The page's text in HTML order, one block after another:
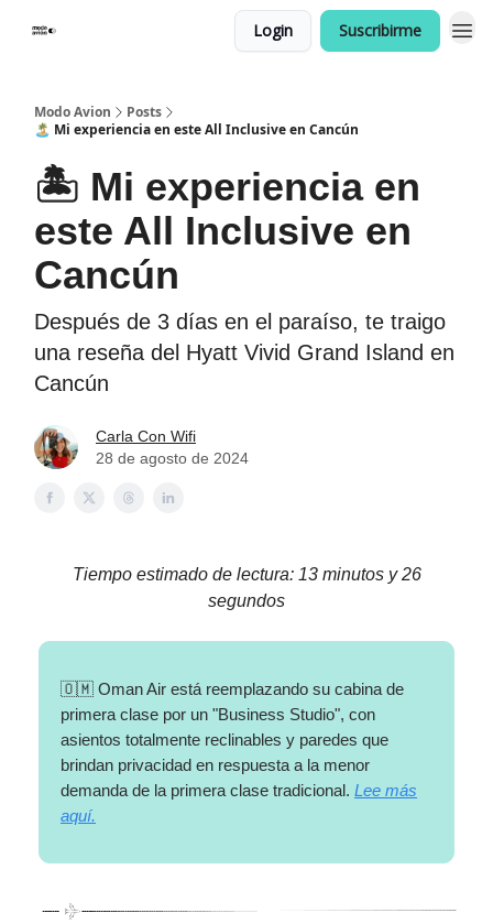
Login Suscribirme
Modo Avion
Posts
🏝️ Mi experiencia en este All Inclusive en Cancún
🏝️ Mi experiencia en
este All Inclusive en
Cancún
Después de 3 días en el paraíso, te traigo
una reseña del Hyatt Vivid Grand Island en
Cancún
Carla Con Wifi
28 de agosto de 2024
Tiempo estimado de lectura: 13 minutos y 26
segundos
🇴🇲 Oman Air está reemplazando su cabina de
primera clase por un "Business Studio", con
asientos totalmente reclinables y paredes que
brindan privacidad en respuesta a la menor
demanda de la primera clase tradicional. Lee más
aquí.